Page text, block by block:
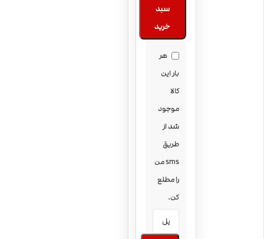
سبد
خرید
هر
بار این
کالا
موجود
شد از
طریق
sms من
را مطلع
کن.